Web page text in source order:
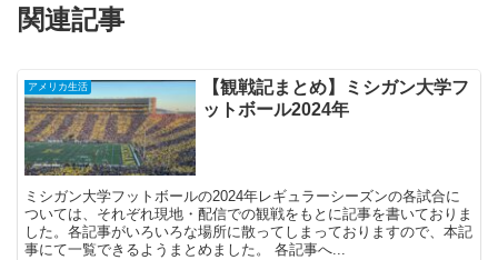
関連記事
アメリカ生活
【観戦記まとめ】ミシガン大学フ
ットボール2024年
ミシガン大学フットボールの2024年レギュラーシーズンの各試合に
ついては、それぞれ現地・配信での観戦をもとに記事を書いておりま
した。各記事がいろいろな場所に散ってしまっておりますので、本記
事にて一覧できるようまとめました。 各記事へ...